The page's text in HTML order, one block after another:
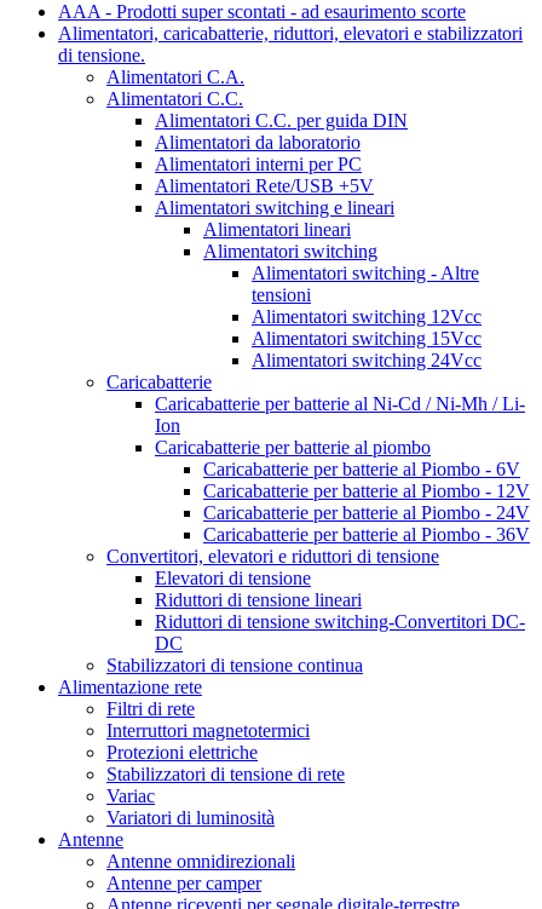
AAA - Prodotti super scontati - ad esaurimento scorte
Alimentatori, caricabatterie, riduttori, elevatori e stabilizzatori
di tensione.
Alimentatori C.A.
Alimentatori C.C.
Alimentatori C.C. per guida DIN
Alimentatori da laboratorio
Alimentatori interni per PC
Alimentatori Rete/USB +5V
Alimentatori switching e lineari
Alimentatori lineari
Alimentatori switching
Alimentatori switching - Altre
tensioni
Alimentatori switching 12Vcc
Alimentatori switching 15Vcc
Alimentatori switching 24Vcc
Caricabatterie
Caricabatterie per batterie al Ni-Cd / Ni-Mh / Li-
Ion
Caricabatterie per batterie al piombo
Caricabatterie per batterie al Piombo - 6V
Caricabatterie per batterie al Piombo - 12V
Caricabatterie per batterie al Piombo - 24V
Caricabatterie per batterie al Piombo - 36V
Convertitori, elevatori e riduttori di tensione
Elevatori di tensione
Riduttori di tensione lineari
Riduttori di tensione switching-Convertitori DC-
DC
Stabilizzatori di tensione continua
Alimentazione rete
Filtri di rete
Interruttori magnetotermici
Protezioni elettriche
Stabilizzatori di tensione di rete
Variac
Variatori di luminosità
Antenne
Antenne omnidirezionali
Antenne per camper